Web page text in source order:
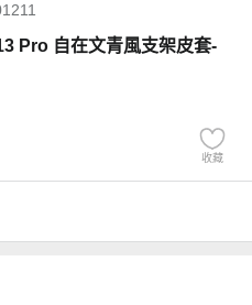
Pro 自在文青風支架皮套-
收藏